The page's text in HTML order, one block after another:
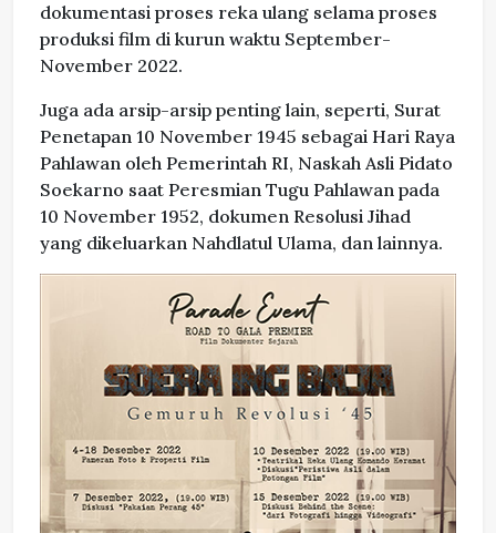
dokumentasi proses reka ulang selama proses
produksi film di kurun waktu September-
November 2022.
Juga ada arsip-arsip penting lain, seperti, Surat
Penetapan 10 November 1945 sebagai Hari Raya
Pahlawan oleh Pemerintah RI, Naskah Asli Pidato
Soekarno saat Peresmian Tugu Pahlawan pada
10 November 1952, dokumen Resolusi Jihad
yang dikeluarkan Nahdlatul Ulama, dan lainnya.